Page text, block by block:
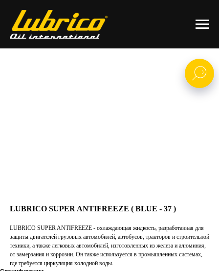
LUBRICO SUPER ANTIFREEZE ( BLUE - 37 )
LUBRICO SUPER ANTIFREEZE - охлаждающая жидкость, разработанная для
защиты двигателей грузовых автомобилей, автобусов, тракторов и строительной
техники, а также легковых автомобилей, изготовленных из железа и алюминия,
от замерзания и коррозии. Он также используется в промышленных системах,
где требуется циркуляция холодной воды.